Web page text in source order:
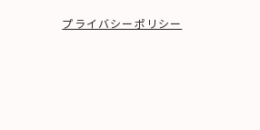
プライバシーポリシー